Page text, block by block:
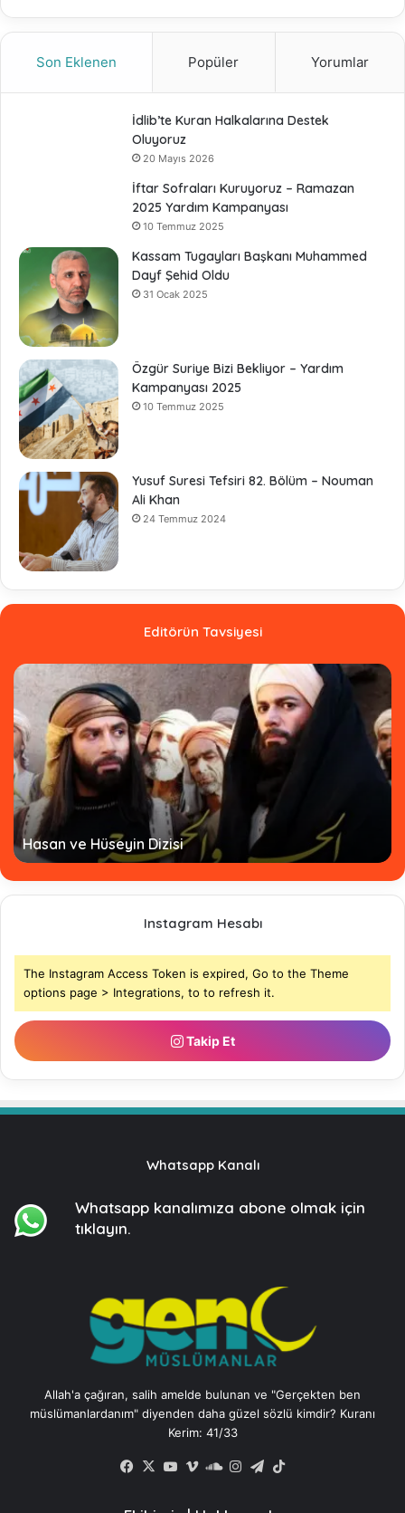
Son Eklenen Popüler Yorumlar
İdlib’te Kuran Halkalarına Destek
Oluyoruz
20 Mayıs 2026
İftar Sofraları Kuruyoruz – Ramazan
2025 Yardım Kampanyası
10 Temmuz 2025
Kassam Tugayları Başkanı Muhammed
Dayf Şehid Oldu
31 Ocak 2025
Özgür Suriye Bizi Bekliyor – Yardım
Kampanyası 2025
10 Temmuz 2025
Yusuf Suresi Tefsiri 82. Bölüm – Nouman
Ali Khan
24 Temmuz 2024
Editörün Tavsiyesi
Hasan ve Hüseyin Dizisi
Instagram Hesabı
The Instagram Access Token is expired, Go to the Theme
options page > Integrations, to to refresh it.
Takip Et
Whatsapp Kanalı
Whatsapp kanalımıza abone olmak için
tıklayın.
Allah'a çağıran, salih amelde bulunan ve "Gerçekten ben
müslümanlardanım" diyenden daha güzel sözlü kimdir? Kuranı
Kerim: 41/33
Facebook
X YouTube
VimeoSoundCloud
Instagram
Telegram